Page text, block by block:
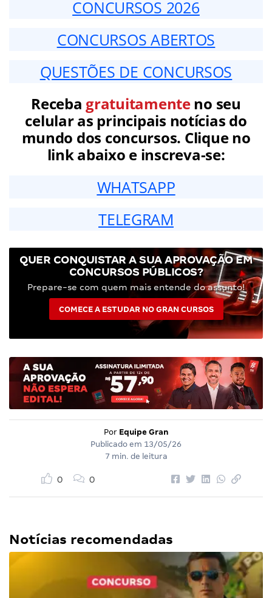
CONCURSOS 2026
CONCURSOS ABERTOS
QUESTÕES DE CONCURSOS
Receba gratuitamenteno seu
celular as principais notícias do
mundo dos concursos. Clique no
link abaixo e inscreva-se:
WHATSAPP
TELEGRAM
QUER CONQUISTAR A SUA APROVAÇÃO EM
CONCURSOS PÚBLICOS?
Prepare-se com quem mais entende do assunto!
COMECE A ESTUDAR NO GRAN CURSOS
Por Equipe Gran
Publicado em 13/05/26
7 min. de leitura
0 0
Notícias recomendadas